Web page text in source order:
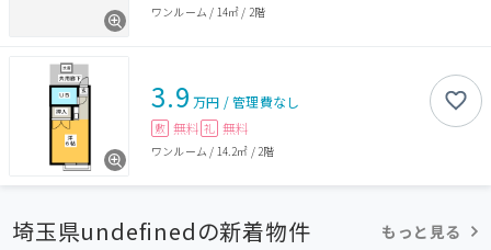
ワンルーム / 14㎡ / 2階
3.9 万円 /管理費なし
敷 無料 礼 無料
ワンルーム / 14.2㎡ / 2階
埼玉県undefinedの新着物件 もっと見る